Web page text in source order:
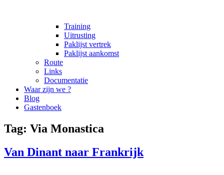
Training
Uitrusting
Paklijst vertrek
Paklijst aankomst
Route
Links
Documentatie
Waar zijn we ?
Blog
Gastenboek
Tag: Via Monastica
Van Dinant naar Frankrijk